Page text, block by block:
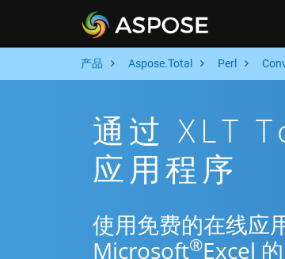
产品 Aspose.Total Perl
通过 XLT
应用程序
使用免费的在线应
Microsoft®Excel